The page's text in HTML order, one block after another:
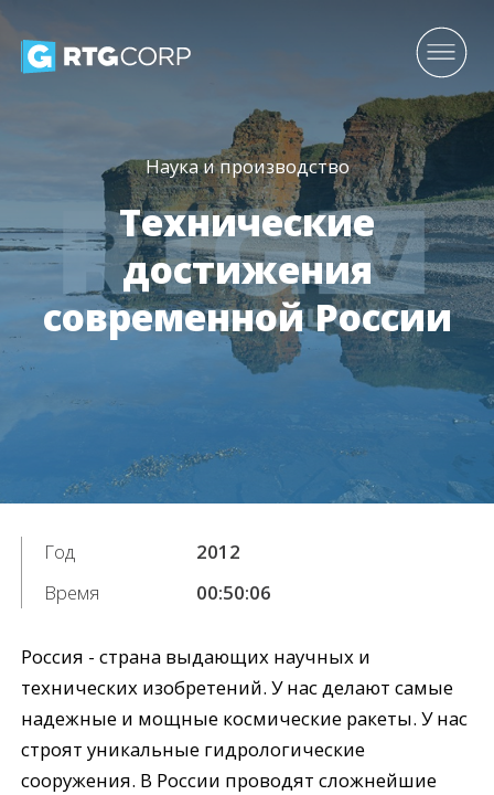
Наука и производство
Технические
достижения
современной России
Год
2012
Время
00:50:06
Россия - страна выдающих научных и
технических изобретений. У нас делают самые
надежные и мощные космические ракеты. У нас
строят уникальные гидрологические
сооружения. В России проводят сложнейшие